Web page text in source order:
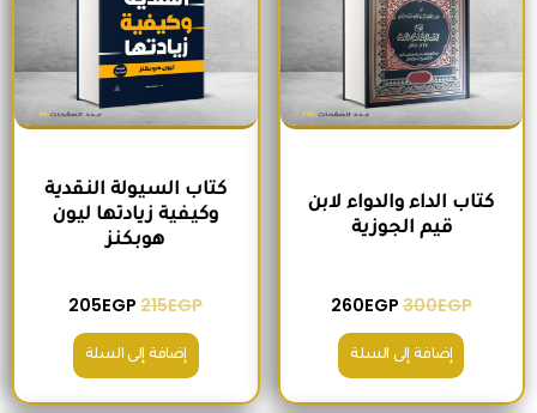
كتاب الداء والدواء لابن
قيم الجوزية
300EGP
260EGP
إضافة إلى السلة
كتاب السيولة النقدية
وكيفية زيادتها ليون
هوبكنز
215EGP
205EGP
إضافة إلى السلة